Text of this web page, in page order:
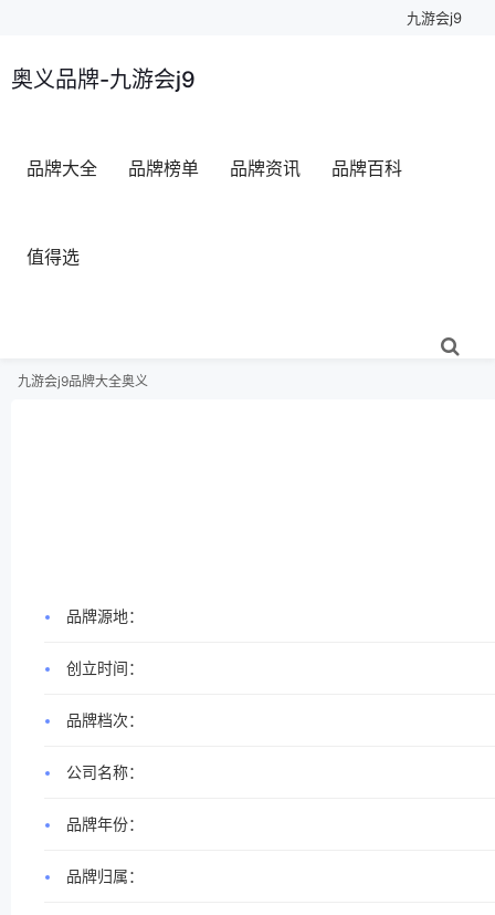
九游会j9
奥义品牌-九游会j9
品牌大全 品牌榜单 品牌资讯 品牌百科
值得选
九游会j9品牌大全奥义
品牌源地：
创立时间：
品牌档次：
公司名称：
品牌年份：
品牌归属：